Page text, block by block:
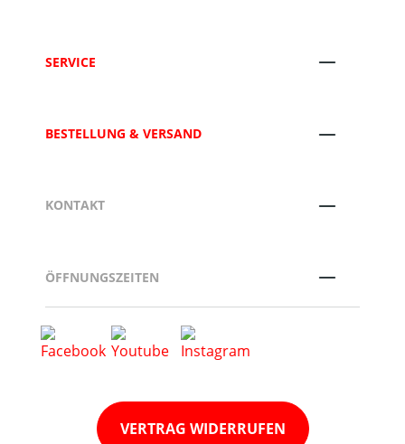
SERVICE
BESTELLUNG & VERSAND
KONTAKT
ÖFFNUNGSZEITEN
VERTRAG WIDERRUFEN